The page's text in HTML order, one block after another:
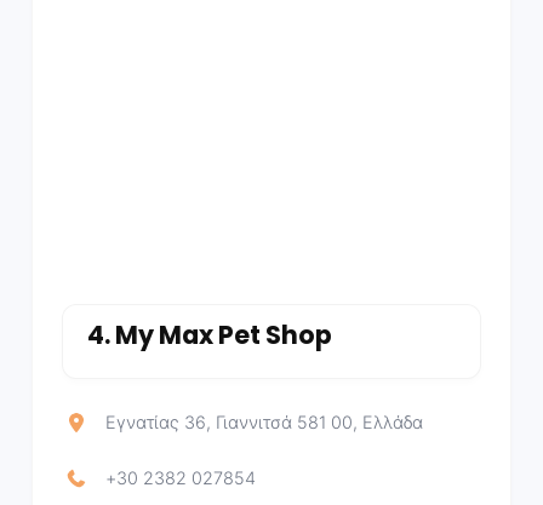
4.My Max Pet Shop
Εγνατίας 36, Γιαννιτσά 581 00, Ελλάδα
+30 2382 027854